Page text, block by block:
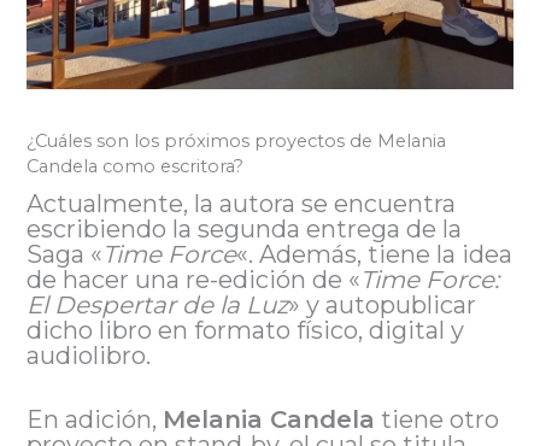
¿Cuáles son los próximos proyectos de Melania
Candela como escritora?
Actualmente, la autora se encuentra
escribiendo la segunda entrega de la
Saga «Time Force«. Además, tiene la idea
de hacer una re-edición de «Time Force:
El Despertar de la Luz» y autopublicar
dicho libro en formato físico, digital y
audiolibro.
En adición, Melania Candela tiene otro